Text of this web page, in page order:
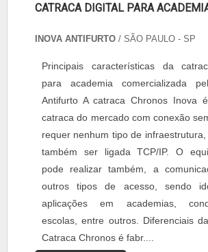
CATRACA DIGITAL PARA
INOVA ANTIFURTO / SÃO PAULO - SP
Principais características da
para academia comercializada
Antifurto A catraca Chronos Inova
catraca do mercado com conexão
requer nenhum tipo de
também ser ligada TCP/IP. O
pode realizar também, a
outros tipos de acesso, sendo
aplicações em academias,
escolas, entre outros. Diferenciais
Catraca Chronos é fabr....